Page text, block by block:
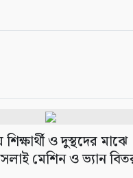
ও দুস্থদের মাঝে
মেশিন ও ভ্যান